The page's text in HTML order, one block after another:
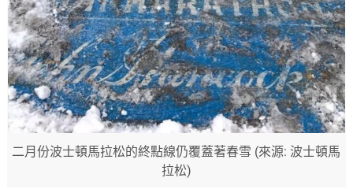
二月份波士頓馬拉松的終點線仍覆蓋著春雪 (來源: 波士頓馬
拉松)